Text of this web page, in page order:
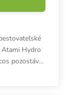
Atami Hydro
pozostáva